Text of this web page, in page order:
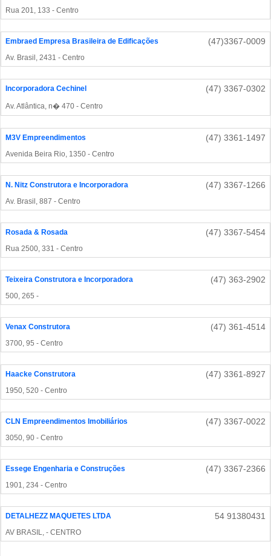
Rua 201, 133 - Centro
Embraed Empresa Brasileira de Edificações (47)3367-0009
Av. Brasil, 2431 - Centro
Incorporadora Cechinel (47) 3367-0302
Av. Atlântica, n� 470 - Centro
M3V Empreendimentos (47) 3361-1497
Avenida Beira Rio, 1350 - Centro
N. Nitz Construtora e Incorporadora (47) 3367-1266
Av. Brasil, 887 - Centro
Rosada & Rosada (47) 3367-5454
Rua 2500, 331 - Centro
Teixeira Construtora e Incorporadora (47) 363-2902
500, 265 -
Venax Construtora (47) 361-4514
3700, 95 - Centro
Haacke Construtora (47) 3361-8927
1950, 520 - Centro
CLN Empreendimentos Imobiliários (47) 3367-0022
3050, 90 - Centro
Essege Engenharia e Construções (47) 3367-2366
1901, 234 - Centro
DETALHEZZ MAQUETES LTDA 54 91380431
AV BRASIL, - CENTRO